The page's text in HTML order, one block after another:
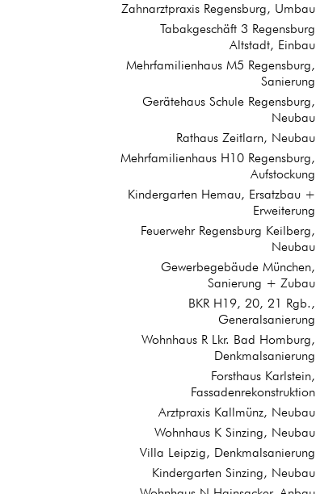
Zahnarztpraxis Regensburg, Umbau
Tabakgeschäft 3 Regensburg
Altstadt, Einbau
Mehrfamilienhaus M5 Regensburg,
Sanierung
Gerätehaus Schule Regensburg,
Neubau
Rathaus Zeitlarn, Neubau
Mehrfamilienhaus H10 Regensburg,
Aufstockung
Kindergarten Hemau, Ersatzbau +
Erweiterung
Feuerwehr Regensburg Keilberg,
Neubau
Gewerbegebäude München,
Sanierung + Zubau
BKR H19, 20, 21 Rgb.,
Generalsanierung
Wohnhaus R Lkr. Bad Homburg,
Denkmalsanierung
Forsthaus Karlstein,
Fassadenrekonstruktion
Arztpraxis Kallmünz, Neubau
Wohnhaus K Sinzing, Neubau
Villa Leipzig, Denkmalsanierung
Kindergarten Sinzing, Neubau